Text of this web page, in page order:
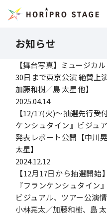
お知らせ
【舞台写真】ミュージカ
30日まで東京公演 絶賛上
加藤和樹／島 太星 他】
2025.04.14
【12/17(火)～抽選先行受
ケンシュタイン』ビジュ
発表レポート公開【中川
太星】
2024.12.12
【12月17日から抽選開
『フランケンシュタイン
ビジュアル、ツアー公演
小林亮太／加藤和樹、島 太